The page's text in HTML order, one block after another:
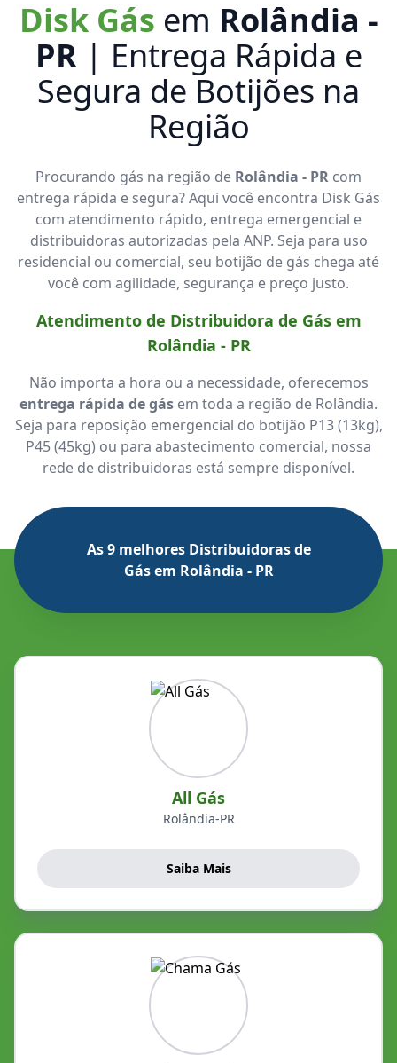
Disk Gás em Rolândia -
PR| Entrega Rápida e
Segura de Botijões na
Região
Procurando gás na região de Rolândia - PR com
entrega rápida e segura? Aqui você encontra Disk Gás
com atendimento rápido, entrega emergencial e
distribuidoras autorizadas pela ANP. Seja para uso
residencial ou comercial, seu botijão de gás chega até
você com agilidade, segurança e preço justo.
Atendimento de Distribuidora de Gás em
Rolândia - PR
Não importa a hora ou a necessidade, oferecemos
entrega rápida de gás em toda a região de Rolândia.
Seja para reposição emergencial do botijão P13 (13kg),
P45 (45kg) ou para abastecimento comercial, nossa
rede de distribuidoras está sempre disponível.
As 9 melhores Distribuidoras de
Gás em Rolândia - PR
All Gás
Rolândia-PR
Saiba Mais